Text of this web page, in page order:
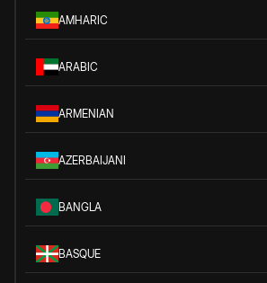
AMHARIC
ARABIC
ARMENIAN
AZERBAIJANI
BANGLA
BASQUE